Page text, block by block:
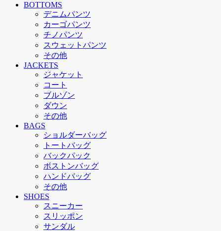
BOTTOMS
デニムパンツ
カーゴパンツ
チノパンツ
スウェットパンツ
その他
JACKETS
ジャケット
コート
ブルゾン
ダウン
その他
BAGS
ショルダーバッグ
トートバッグ
バックパック
ボストンバッグ
ハンドバッグ
その他
SHOES
スニーカー
スリッポン
サンダル